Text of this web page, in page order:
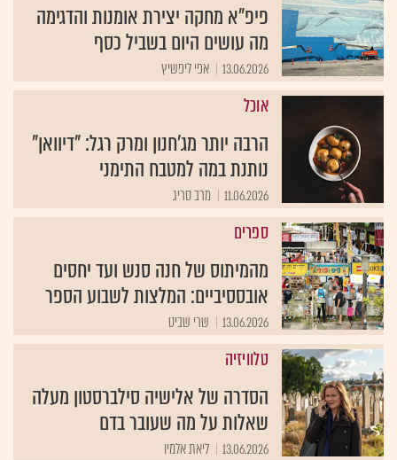
פיפ"א מחקה יצירת אומנות והדגימה
מה עושים היום בשביל כסף
13.06.2026 אפי ליפשיץ
אוכל
הרבה יותר מג'חנון ומרק רגל: "דיוואן"
נותנת במה למטבח התימני
11.06.2026 מרב סריג
ספרים
מהמיתוס של חנה סנש ועד יחסים
אובססיביים: המלצות לשבוע הספר
13.06.2026 שרי שביט
טלוויזיה
הסדרה של אלישיה סילברסטון מעלה
שאלות על מה שעובר בדם
13.06.2026 ליאת אלמיו